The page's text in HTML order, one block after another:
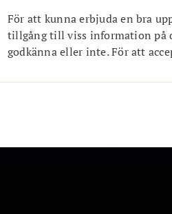
För att kunna erbjuda en bra
tillgång till viss information på
godkänna eller inte. För att